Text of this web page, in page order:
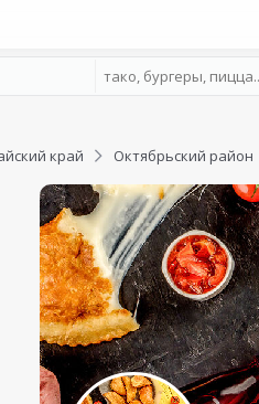
край Октябрьский район